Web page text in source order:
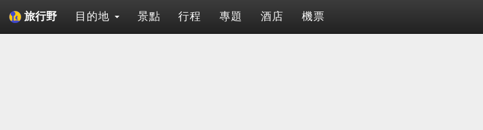
旅行野 目的地 景點 行程 專題 酒店 機票